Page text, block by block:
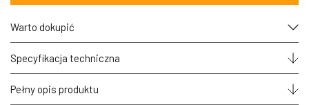
+
pojedynczy
zielony
panel
szklany
LIVOLO
Warto dokupić
Specyfikacja techniczna
Pełny opis produktu